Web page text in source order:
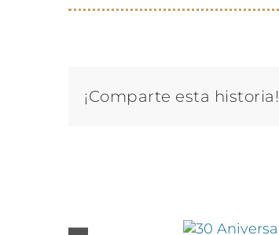
¡Comparte esta historia!